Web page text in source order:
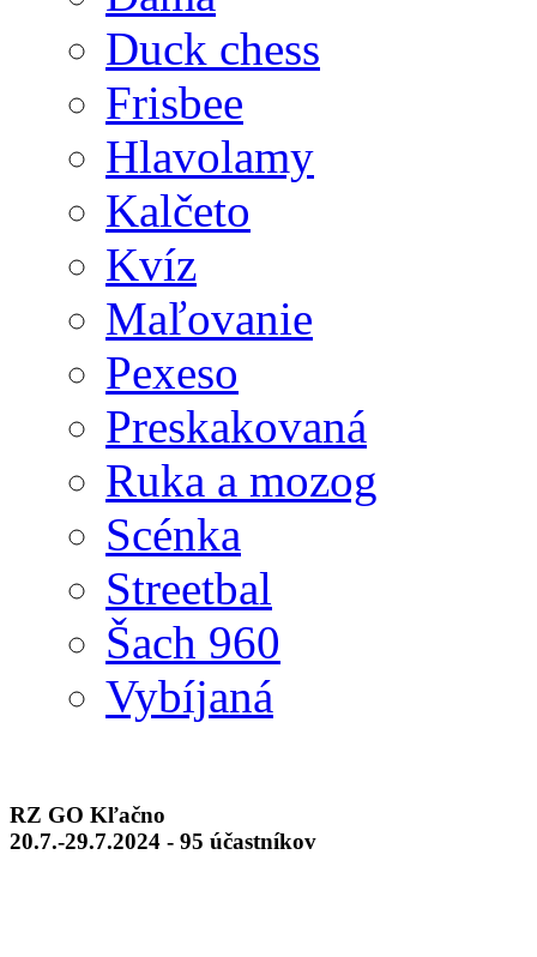
Duck chess
Frisbee
Hlavolamy
Kalčeto
Kvíz
Maľovanie
Pexeso
Preskakovaná
Ruka a mozog
Scénka
Streetbal
Šach 960
Vybíjaná
RZ GO Kľačno
20.7.-29.7.2024 - 95 účastníkov